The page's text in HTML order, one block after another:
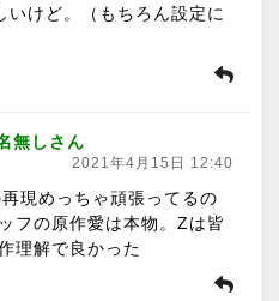
いけど。（もちろん設定に
無しさん
2021年4月15日 12:40
現めっちゃ頑張ってるの
フの原作愛は本物。Zは皆
理解で良かった